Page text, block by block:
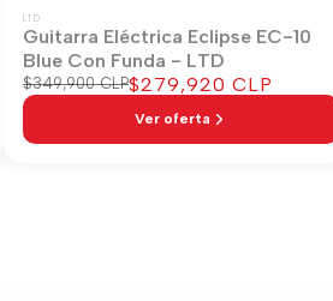
LTD
Guitarra Eléctrica Eclipse EC-10
Blue Con Funda - LTD
Precio
regular
$349,900 CLPPrecio
venta
$279,920 CLP
Ver oferta